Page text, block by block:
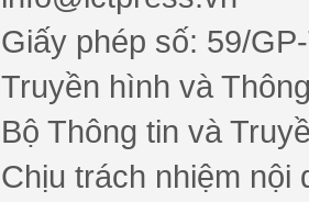
Giấy phép số: 59/
Truyền hình và
Bộ Thông tin và
Chịu trách nhiệm nội